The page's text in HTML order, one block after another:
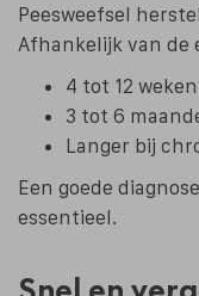
Peesweefsel
Afhankelijk van de
4 tot 12
3 tot 6
Langer bij
Een goede
essentieel.